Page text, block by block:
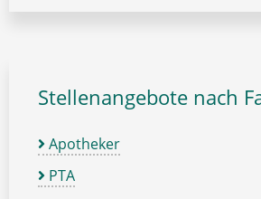
Stellenangebote nach
Apotheker
PTA